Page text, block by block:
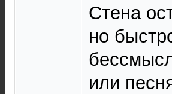
Стена
но
или